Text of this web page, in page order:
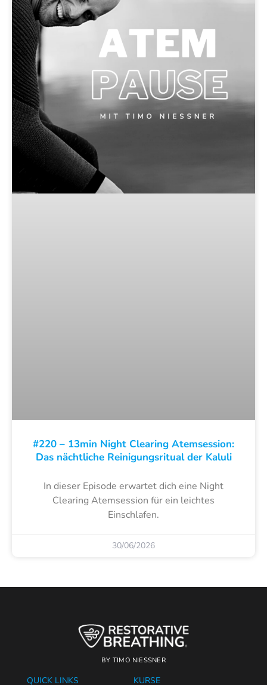
#220 – 13min Night Clearing Atemsession:
Das nächtliche Reinigungsritual der Kaluli
In dieser Episode erwartet dich eine Night
Clearing Atemsession für ein leichtes
Einschlafen.
30/06/2026
BY TIMO NIESSNER
KURSE
QUICK LINKS